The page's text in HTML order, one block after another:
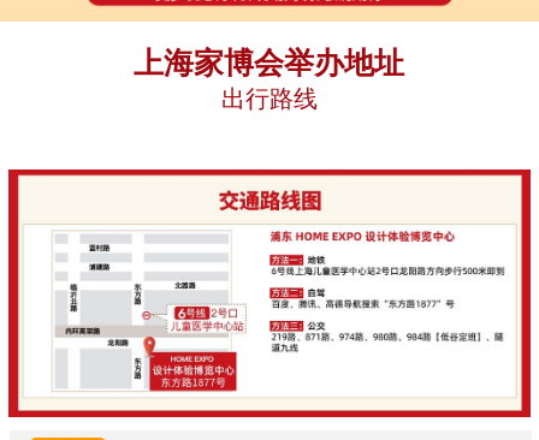
上海家博会举办地址
出行路线